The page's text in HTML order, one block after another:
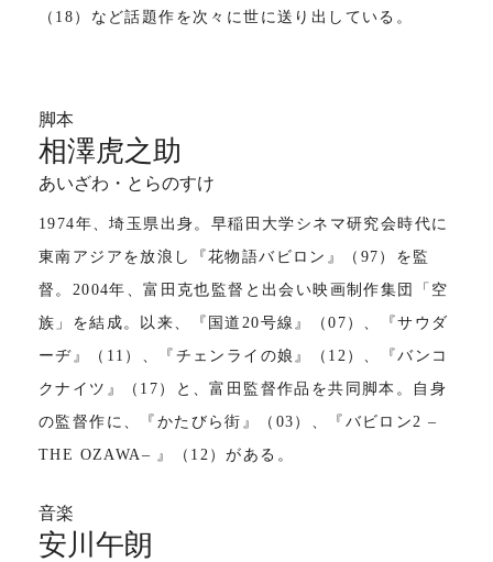
（18）など話題作を次々に世に送り出している。
脚本
相澤虎之助
あいざわ・とらのすけ
1974年、埼玉県出身。早稲田大学シネマ研究会時代に
東南アジアを放浪し『花物語バビロン』（97）を監
督。2004年、富田克也監督と出会い映画制作集団「空
族」を結成。以来、『国道20号線』（07）、『サウダ
ーヂ』（11）、『チェンライの娘』（12）、『バンコ
クナイツ』（17）と、富田監督作品を共同脚本。自身
の監督作に、『かたびら街』（03）、『バビロン2 ‒
THE OZAWA‒ 』（12）がある。
音楽
安川午朗